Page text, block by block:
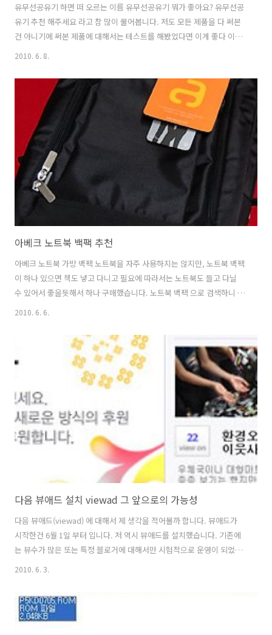
유무선공유기 하면 떠 오르는 이름 유무선공유기 뭐가 좋아요? 유무선공
유기 추천 해주세요 라고 참 많이 물어봅니다. 저도 모든 제품을 다 써본
건 아니기에 써본 제품에 대해서는 테스트를 해봤었다면 이게 좋다 이게
더 아이피타임에 마음이 가네요. 반응속도도 빠르고 설치도 간편하고, 세
워둘 수 있는 형태로 되어있어서 모든 면에서 마음에 듭니다. 직접 구매
를 한 제품이여서 더 그를지도 모르겠네요. 이제부터 IpTime N6004 에
대해서 자세히 살펴 보겠습니다. 유무선공유기 추천 IpTime N6004 박스
패키지 아이피타임 유무선공유기 N6004 박스 외형입니다. 크기..
2010. 6. 8.
아베크 노트북 백팩 추천
아베크 노트북 가방 백팩 노트북을 자주 사용하지는 않지만, 노트북 백팩
이 하나 있으면 책도 넣고 다니고 필요에 따라서는 노트북도 들고 다닐
수 있어서 좋을듯해서 하나 구매했습니다. 노트북 백팩 으로 검색하니 참
여러가지 가방이 나오더군요. 이름있는 백팩은 가격도 좀 상당했습니다.
방은 허리가 좀 아파서 양쪽으로 메는 가방을 원했기에 구매를 했죠. 실
제로 한쪽으로 가방을 메는 가방을 주로 메고 다녔을 때, 한쪽 다리가 결
리고 허리도 아프더군요. 실제로 한쪽으로 멜때 오른쪽이면 오른쪽, 왼쪽
이면 왼쪽 한쪽으로 주로 메게 되더군요. 그러면 한쪽으로 허라가 좀 휜
다고 들은 것 같네요. 허리 통증과 다리통증도 줄일 겸 백팩을 골랐습니
다. 가격 ..
2010. 6. 6.
다음 뷰애드 설치 viewad 그 앞으로의 가능성
다음 뷰애드(viewad) 에 대해서 제 생각을 적어볼까 합니다. 뷰애드가
시작한건 6월 1일 부터 입니다. 저 역시 뷰애드를 설치했습니다. 기존에
는 뷰수가 많은 또는 특정 블로거에 대해서만 시험적으로 운영이 되었습
에서 다양한 수익 모델이 있지만, 네이버에서는 애드포스트를 그리고 다
음에서는 뷰애드를 내어놓았습니다. 구글 이외에 공인된 곳에서 수익을
불로거에게 나눠주기 위해서 수를 쓴것이죠. 개인적인 생각이 포함 된 글
2010. 6. 3.